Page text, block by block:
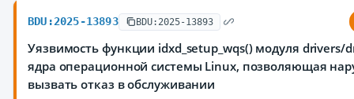
BDU:2025-13893 BDU:2025-13893
Уязвимость функции idxd_setup_wqs() модуля drivers/
ядра операционной системы Linux, позволяющая
вызвать отказ в обслуживании